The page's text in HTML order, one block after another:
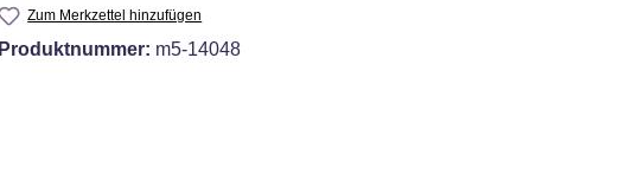
Zum Merkzettel hinzufügen
Produktnummer: m5-14048